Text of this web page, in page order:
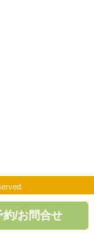
約/お問合せ